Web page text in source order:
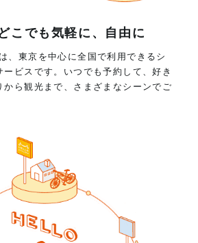
こでも気軽に、自由に
、東京を中心に全国で利用できるシ
ービスです。いつでも予約して、好き
から観光まで、さまざまなシーンでご